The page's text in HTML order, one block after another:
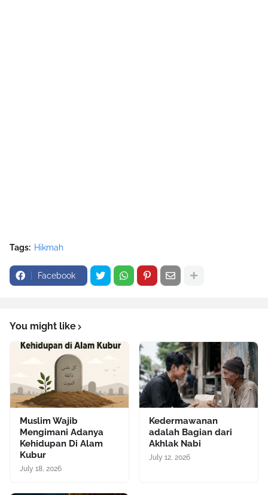
Tags: Hikmah
Facebook
You might like
Muslim Wajib
Mengimani Adanya
Kehidupan Di Alam
Kubur
July 18, 2026
Kedermawanan
adalah Bagian dari
Akhlak Nabi
July 12, 2026